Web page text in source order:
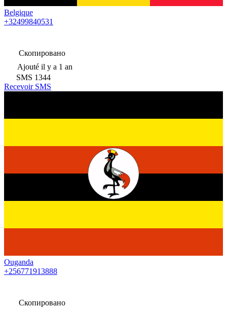
Belgique
+32499840531
Скопировано
Ajouté il y a 1 an
SMS 1344
Recevoir SMS
Ouganda
+256771913888
Скопировано